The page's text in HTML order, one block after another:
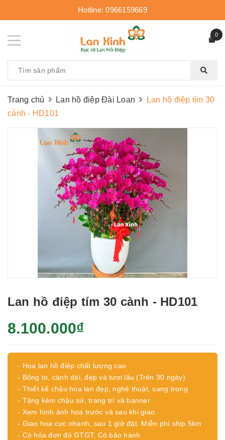
Hotline:0966159669
0
Trang chủ Lan hồ điệp Đài Loan
Lan hồ điệp tím 30
cành - HD101
Lan hồ điệp tím 30 cành - HD101
8.100.000₫
- Hoa lan hồ điệp chất lượng cao
- Bông to, cành dài, đẹp và tươi lâu (Trên 30 ngày)
- Thiết kế chậu hoa lan đẹp, nghệ thuật, sang trọng
- Tặng kèm chậu sứ, trang trí và banner
- Xem hình ảnh hoa trước và sau khi giao
- Giao hoa cực nhanh, sau 1 giờ đặt. Miễn phí ship 5km
- Có hóa đơn đỏ GTGT; Có bảo hành